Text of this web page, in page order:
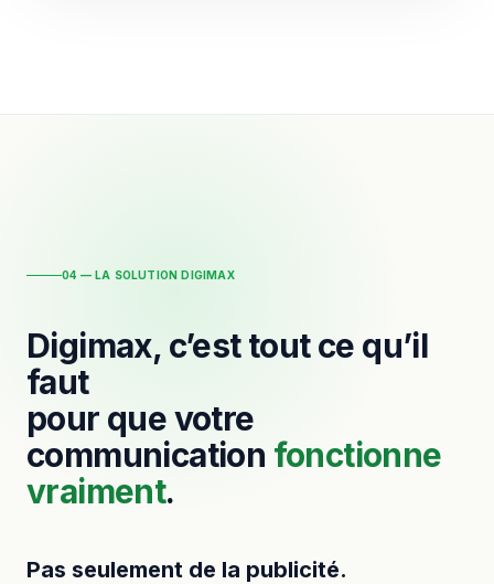
04 — LA SOLUTION DIGIMAX
Digimax, c’est tout ce qu’il
faut
pour que votre
communication fonctionne
vraiment.
Pas seulement de la publicité.